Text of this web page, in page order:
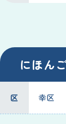
にほん
区 幸区